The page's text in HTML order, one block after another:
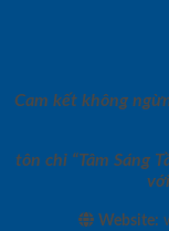
Cam kết không
tôn chỉ “Tâm Sáng
Website: